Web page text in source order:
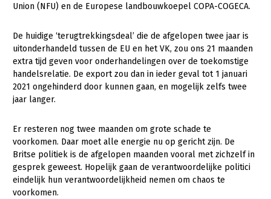
Union (NFU) en de Europese landbouwkoepel COPA-COGECA.
De huidige ‘terugtrekkingsdeal’ die de afgelopen twee jaar is
uitonderhandeld tussen de EU en het VK, zou ons 21 maanden
extra tijd geven voor onderhandelingen over de toekomstige
handelsrelatie. De export zou dan in ieder geval tot 1 januari
2021 ongehinderd door kunnen gaan, en mogelijk zelfs twee
jaar langer.
Er resteren nog twee maanden om grote schade te
voorkomen. Daar moet alle energie nu op gericht zijn. De
Britse politiek is de afgelopen maanden vooral met zichzelf in
gesprek geweest. Hopelijk gaan de verantwoordelijke politici
eindelijk hun verantwoordelijkheid nemen om chaos te
voorkomen.